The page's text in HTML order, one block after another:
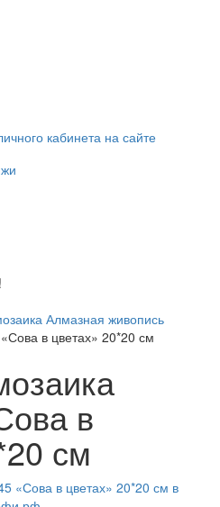
кабинета на сайте
Алмазная живопись
в цветах» 20*20 см
в
см